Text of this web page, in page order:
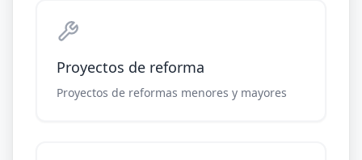
Proyectos de reforma
Proyectos de reformas menores y mayores